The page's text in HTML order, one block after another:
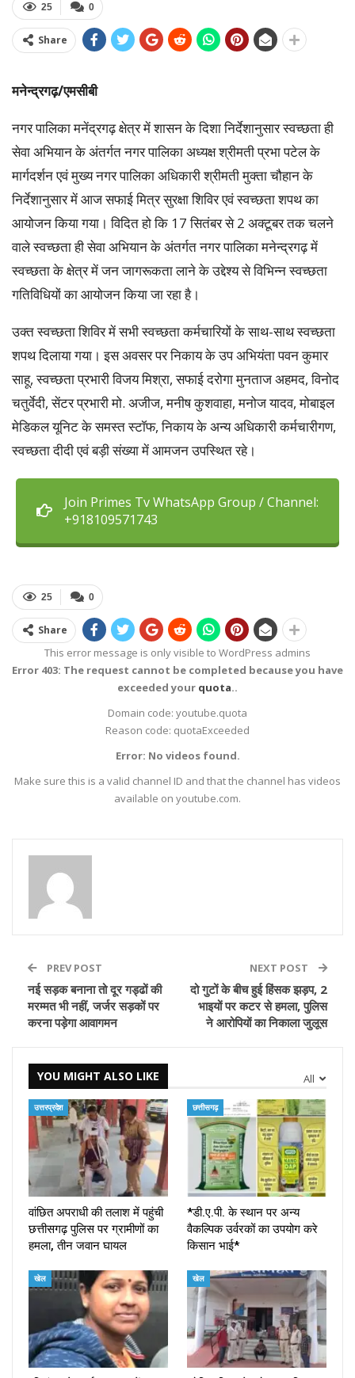
0
25
Share
मनेन्द्रगढ़/एमसीबी
नगर पालिका मनेंद्रगढ़ क्षेत्र में शासन के दिशा निर्देशानुसार स्वच्छता ही
सेवा अभियान के अंतर्गत नगर पालिका अध्यक्ष श्रीमती प्रभा पटेल के
मार्गदर्शन एवं मुख्य नगर पालिका अधिकारी श्रीमती मुक्ता चौहान के
निर्देशानुसार में आज सफाई मित्र सुरक्षा शिविर एवं स्वच्छता शपथ का
आयोजन किया गया। विदित हो कि 17 सितंबर से 2 अक्टूबर तक चलने
वाले स्वच्छता ही सेवा अभियान के अंतर्गत नगर पालिका मनेन्द्रगढ़ में
स्वच्छता के क्षेत्र में जन जागरूकता लाने के उद्देश्य से विभिन्न स्वच्छता
गतिविधियों का आयोजन किया जा रहा है।
उक्त स्वच्छता शिविर में सभी स्वच्छता कर्मचारियों के साथ-साथ स्वच्छता
शपथ दिलाया गया। इस अवसर पर निकाय के उप अभियंता पवन कुमार
साहू, स्वच्छता प्रभारी विजय मिश्रा, सफाई दरोगा मुनताज अहमद, विनोद
चतुर्वेदी, सेंटर प्रभारी मो. अजीज, मनीष कुशवाहा, मनोज यादव, मोबाइल
मेडिकल यूनिट के समस्त स्टॉफ, निकाय के अन्य अधिकारी कर्मचारीगण,
स्वच्छता दीदी एवं बड़ी संख्या में आमजन उपस्थित रहे।
Join Primes Tv WhatsApp Group / Channel:
+918109571743
0
25
Share
This error message is only visible to WordPress admins
Error 403: The request cannot be completed because you have
exceeded your quota..
Domain code: youtube.quota
Reason code: quotaExceeded
Error: No videos found.
Make sure this is a valid channel ID and that the channel has videos
available on youtube.com.
PREV POST
नई सड़क बनाना तो दूर गड्ढों की
मरम्मत भी नहीं, जर्जर सड़कों पर
करना पड़ेगा आवागमन
NEXT POST
दो गुटों के बीच हुई हिंसक झड़प, 2
भाइयों पर कटर से हमला, पुलिस
ने आरोपियों का निकाला जुलूस
All
YOU MIGHT ALSO LIKE
उत्तरप्रदेश
वांछित अपराधी की तलाश में पहुंची
छत्तीसगढ़ पुलिस पर ग्रामीणों का
हमला, तीन जवान घायल
छत्तीसगढ़
*डी.ए.पी. के स्थान पर अन्य
वैकल्पिक उर्वरकों का उपयोग करे
किसान भाई*
खेल खेल